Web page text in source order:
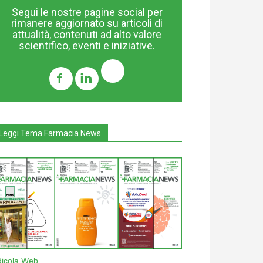
Segui le nostre pagine social per
rimanere aggiornato su articoli di
attualità, contenuti ad alto valore
scientifico, eventi e iniziative.
Tema Farmacia News
Web